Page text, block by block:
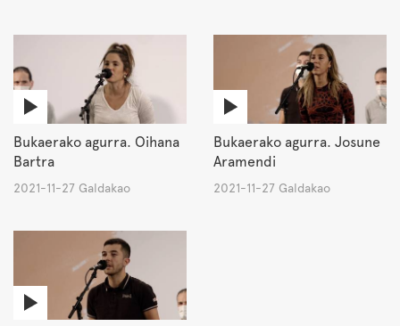
Bukaerako agurra. Oihana
Bartra
2021-11-27 Galdakao
Bukaerako agurra. Josune
Aramendi
2021-11-27 Galdakao